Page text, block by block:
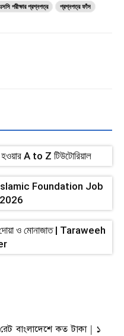
পরীক্ষার প্রশ্নপত্র প্রশ্নপত্র ফাঁস
A to Z টিউটোরিয়াল
Islamic Foundation Job
দোয়া ও মোনাজাত | Taraweeh
বাংলাদেশে কত টাকা | ১